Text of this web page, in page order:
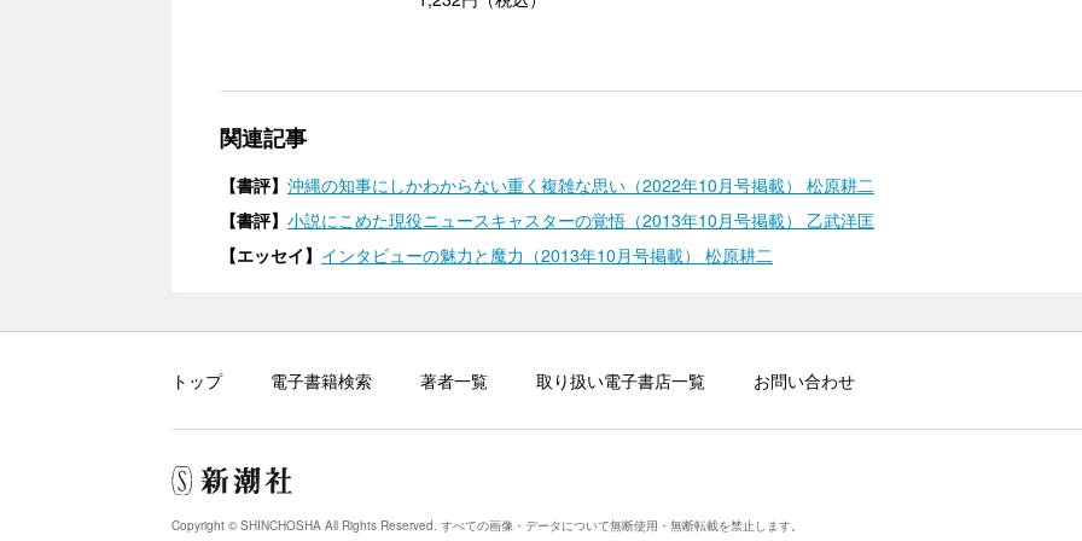
関連記事
【書評】 沖縄の知事にしかわからない重く複雑な思い（2022年10月号掲載） 松原耕二
【書評】 小説にこめた現役ニュースキャスターの覚悟（2013年10月号掲載） 乙武洋匡
【エッセイ】 インタビューの魅力と魔力（2013年10月号掲載） 松原耕二
トップ 電子書籍検索 著者一覧 取り扱い電子書店一覧 お問い合わせ
Copyright © SHINCHOSHA All Rights Reserved. すべての画像・データについて無断使用・無断転載を禁止します。